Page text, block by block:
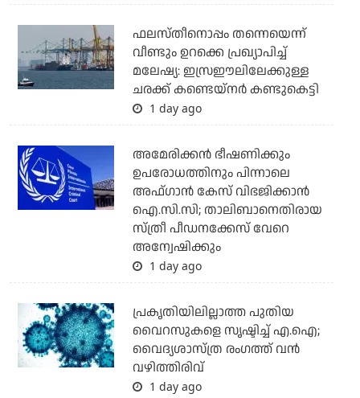
ഫലസ്തീനൊപ്പം തന്നെയെന്ന്
വീണ്ടും ഉറക്കെ പ്രഖ്യാപിച്ച്
മലേഷ്യ: ഇസ്രഈലിലേക്കുള്ള
ചരക്ക് കണ്ടെയ്‌നര്‍ കണ്ടുകെട്ടി
1 day ago
അമേരിക്കന്‍ ഭീഷണിക്കും
ഉപരോധത്തിനും പിന്നാലെ
അഫ്ഗാന്‍ കേസ് വിഭജിക്കാന്‍
ഐ.സി.സി; താലിബാനെതിരായ
സ്ത്രീ പീഡനക്കേസ് വേറെ
അന്വേഷിക്കും
1 day ago
പ്രകൃതിയിലില്ലാത്ത പുതിയ
വൈറസുകളെ സൃഷ്ടിച്ച് എ.ഐ;
വൈദ്യശാസ്ത്ര രംഗത്ത് വന്‍
വഴിത്തിരിവ്
1 day ago